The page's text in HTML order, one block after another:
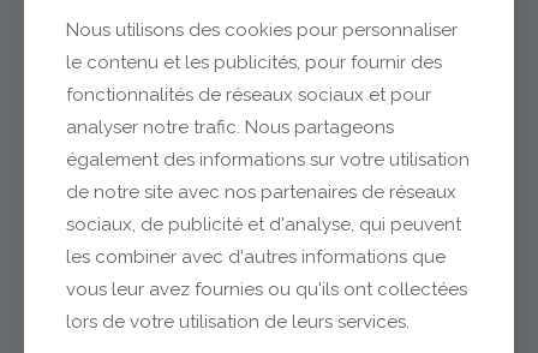
Clermont-Ferrand
04 73 42 18 38
lexpo@gabriel-sa.fr
Nous utilisons des cookies pour personnaliser
le contenu et les publicités, pour fournir des
fonctionnalités de réseaux sociaux et pour
analyser notre trafic. Nous partageons
également des informations sur votre utilisation
de notre site avec nos partenaires de réseaux
sociaux, de publicité et d'analyse, qui peuvent
les combiner avec d'autres informations que
vous leur avez fournies ou qu'ils ont collectées
lors de votre utilisation de leurs services.